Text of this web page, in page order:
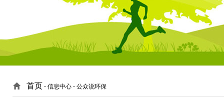
首页 - 信息中心 - 公众说环保